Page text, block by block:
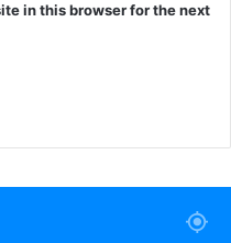
in this browser for the next